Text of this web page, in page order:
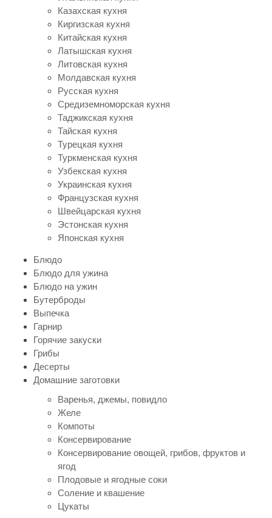
Казахская кухня
Киргизская кухня
Китайская кухня
Латышская кухня
Литовская кухня
Молдавская кухня
Русская кухня
Средиземноморская кухня
Таджикская кухня
Тайская кухня
Турецкая кухня
Туркменская кухня
Узбекская кухня
Украинская кухня
Французская кухня
Швейцарская кухня
Эстонская кухня
Японская кухня
Блюдо
Блюдо для ужина
Блюдо на ужин
Бутерброды
Выпечка
Гарнир
Горячие закуски
Грибы
Десерты
Домашние заготовки
Варенья, джемы, повидло
Желе
Компоты
Консервирование
Консервирование овощей, грибов, фруктов и
ягод
Плодовые и ягодные соки
Соление и квашение
Цукаты